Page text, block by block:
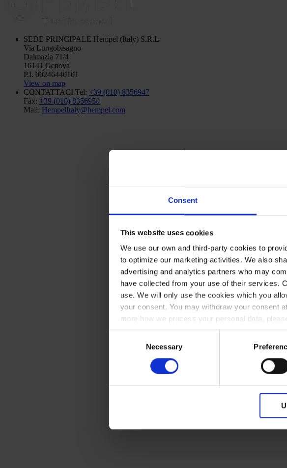
Consent
This website uses cookies
We use our own and third-party cookies to
to optimize our marketing activities. We also
advertising and analytics partners who may
have collected from your use of their services.
use. We will only use the cookies which you
your consent. You may withdraw your consent
more how we process your personal data,
Necessary
SEDE PRINCIPALE Hempel (Italy) S.R.L
Via Lungobisagno
Dalmazia 71/4
16141 Genova
P.I. 00246440101
View on map
CONTATTACI Tel: +39 (010) 8356947
Fax: +39 (010) 8356950
Mail: HempelItaly@hempel.com